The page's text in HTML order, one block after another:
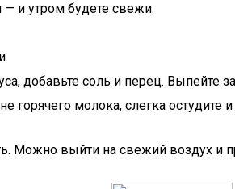
— и утром будете свежи.
добавьте соль и перец. Выпейте
горячего молока, слегка остудите
Можно выйти на свежий воздух и